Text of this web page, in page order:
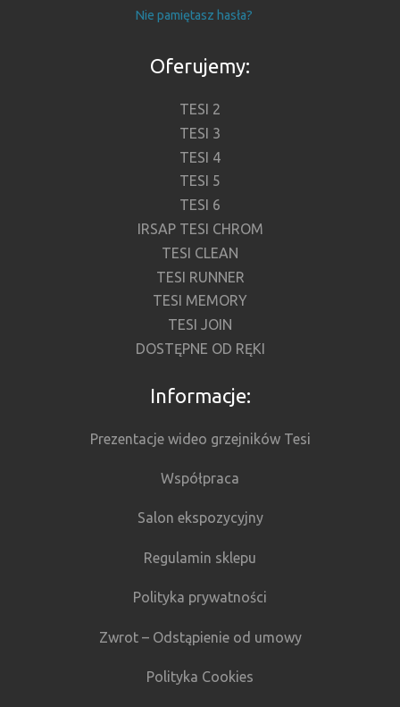
Nie pamiętasz hasła?
Oferujemy:
TESI 2
TESI 3
TESI 4
TESI 5
TESI 6
IRSAP TESI CHROM
TESI CLEAN
TESI RUNNER
TESI MEMORY
TESI JOIN
DOSTĘPNE OD RĘKI
Informacje:
Prezentacje wideo grzejników Tesi
Współpraca
Salon ekspozycyjny
Regulamin sklepu
Polityka prywatności
Zwrot – Odstąpienie od umowy
Polityka Cookies